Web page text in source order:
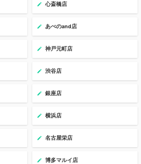
心斎橋店
あべのand店
神戸元町店
渋谷店
銀座店
横浜店
名古屋栄店
博多マルイ店